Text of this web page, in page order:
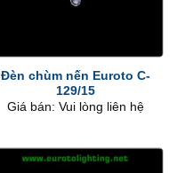
Đèn chùm nến Euroto C-
129/15
Giá bán: Vui lòng liên hệ